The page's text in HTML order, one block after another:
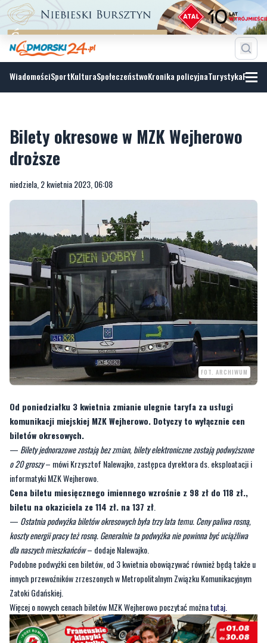
WiadomościSportKulturaSpołeczeństwoKronika policyjnaTurystyka
Bilety okresowe w MZK Wejherowo
droższe
niedziela, 2 kwietnia 2023, 06:08
Od poniedziałku 3 kwietnia zmianie ulegnie taryfa za usługi
komunikacji miejskiej MZK Wejherowo. Dotyczy to wyłącznie cen
biletów okresowych.
—Bilety jednorazowe zostają bez zmian, bilety elektroniczne zostają podwyższone
o 20 groszy – mówi Krzysztof Nalewajko, zastępca dyrektora ds. eksploatacji i
informatyki MZK Wejherowo.
Cena biletu miesięcznego imiennego wzrośnie z 98 zł do 118 zł.,
biletu na okaziciela ze 114 zł. na 137 zł
—Ostatnia podwyżka biletów okresowych była trzy lata temu. Ceny paliwa rosną,
koszty energii pracy też rosną. Generalnie ta podwyżka nie powinna być uciążliwa
dla naszych mieszkańców
Podobne podwyżki cen biletów, od 3 kwietnia obowiązywać również będą także u
innych przewoźników zrzeszonych w Metropolitalnym Związku Komunikacyjnym
Zatoki Gdańskiej.